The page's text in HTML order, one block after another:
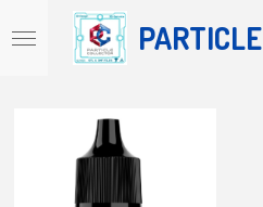
direct
hoofdinhoud
PARTICLE